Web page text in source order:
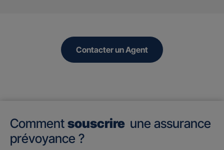
Contacter un Agent
Comment souscrire une assurance
prévoyance ?